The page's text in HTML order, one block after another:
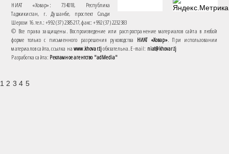
НИАТ «Ховар»: 734018, Республика
Таджикистан, г. Душанбе, проспект Саъди
Шерози 16. тел.: +992 (37) 2385217, факс: +992 (37) 2232383
© Все права защищены. Воспроизведение или распространение материалов сайта в любой
форме только с письменного разрешения руководства НИАТ «Ховар». При использовании
материалов сайта, ссылка наwww.khovar.tjобязательна. E-mail: niat@khovar.tj
Разработка сайта: Рекламное агентство "adMedia"
1 2 3 4 5